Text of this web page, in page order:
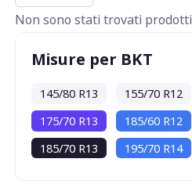
Non sono stati trovati prodotti
Misure per BKT
145/80 R13 155/70 R12
175/70 R13
185/60 R12
185/70 R13
195/70 R14